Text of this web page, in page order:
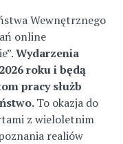
Wewnętrznego
online
Wydarzenia
roku i będą
pracy służb
To okazja do
z wieloletnim
realiów